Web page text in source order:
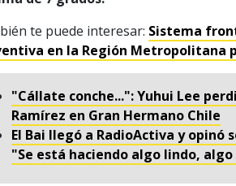
te puede interesar: Sistema
en la Región Metropolitana
"Cállate conche...": Yuhui Lee
Ramírez en Gran Hermano Chile
El Bai llegó a RadioActiva y
"Se está haciendo algo lindo,